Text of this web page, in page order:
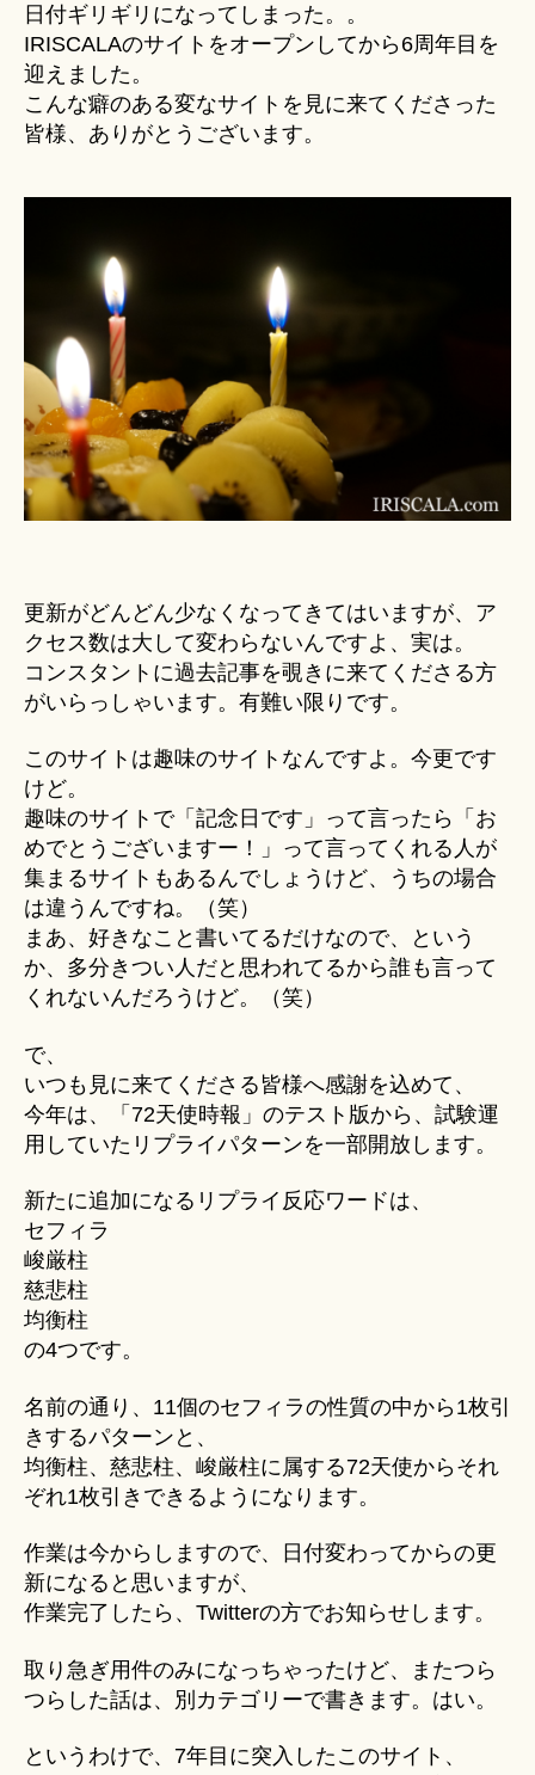
せ
へ
日付ギリギリになってしまった。。
IRISCALAのサイトをオープンしてから6周年目を
迎えました。
こんな癖のある変なサイトを見に来てくださった
皆様、ありがとうございます。
更新がどんどん少なくなってきてはいますが、ア
クセス数は大して変わらないんですよ、実は。
コンスタントに過去記事を覗きに来てくださる方
がいらっしゃいます。有難い限りです。
このサイトは趣味のサイトなんですよ。今更です
けど。
趣味のサイトで「記念日です」って言ったら「お
めでとうございますー！」って言ってくれる人が
集まるサイトもあるんでしょうけど、うちの場合
は違うんですね。（笑）
まあ、好きなこと書いてるだけなので、という
か、多分きつい人だと思われてるから誰も言って
くれないんだろうけど。（笑）
で、
いつも見に来てくださる皆様へ感謝を込めて、
今年は、「72天使時報」のテスト版から、試験運
用していたリプライパターンを一部開放します。
新たに追加になるリプライ反応ワードは、
セフィラ
峻厳柱
慈悲柱
均衡柱
の4つです。
名前の通り、11個のセフィラの性質の中から1枚引
きするパターンと、
均衡柱、慈悲柱、峻厳柱に属する72天使からそれ
ぞれ1枚引きできるようになります。
作業は今からしますので、日付変わってからの更
新になると思いますが、
作業完了したら、Twitterの方でお知らせします。
取り急ぎ用件のみになっちゃったけど、またつら
つらした話は、別カテゴリーで書きます。はい。
というわけで、7年目に突入したこのサイト、